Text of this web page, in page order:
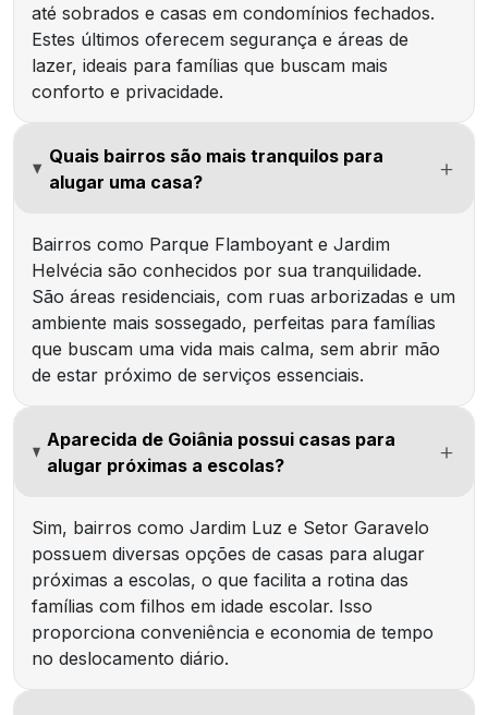
até sobrados e casas em condomínios fechados.
Estes últimos oferecem segurança e áreas de
lazer, ideais para famílias que buscam mais
conforto e privacidade.
Quais bairros são mais tranquilos para
alugar uma casa?
Bairros como Parque Flamboyant e Jardim
Helvécia são conhecidos por sua tranquilidade.
São áreas residenciais, com ruas arborizadas e um
ambiente mais sossegado, perfeitas para famílias
que buscam uma vida mais calma, sem abrir mão
de estar próximo de serviços essenciais.
Aparecida de Goiânia possui casas para
alugar próximas a escolas?
Sim, bairros como Jardim Luz e Setor Garavelo
possuem diversas opções de casas para alugar
próximas a escolas, o que facilita a rotina das
famílias com filhos em idade escolar. Isso
proporciona conveniência e economia de tempo
no deslocamento diário.